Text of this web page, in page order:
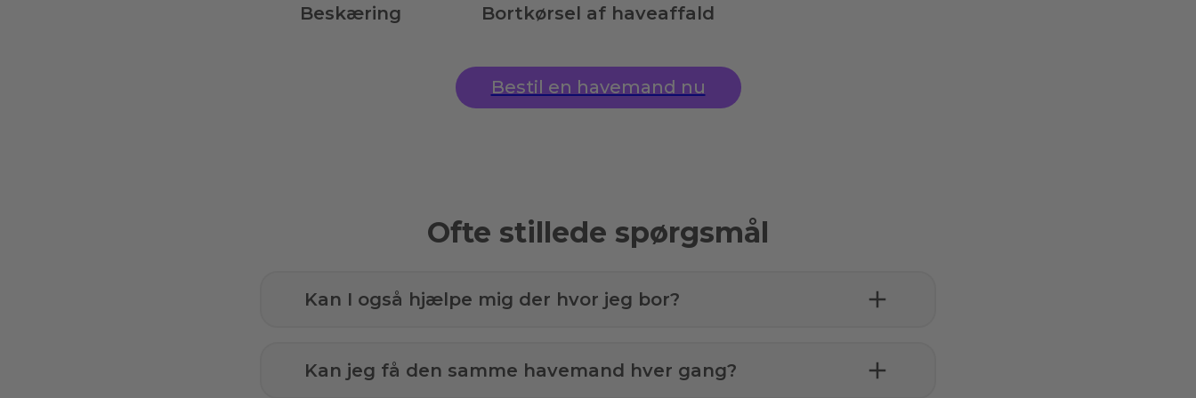
Beskæring Bortkørsel af haveaffald
Bestil en havemand nu
Ofte stillede spørgsmål
Kan I også hjælpe mig der hvor jeg bor?
Kan jeg få den samme havemand hver gang?